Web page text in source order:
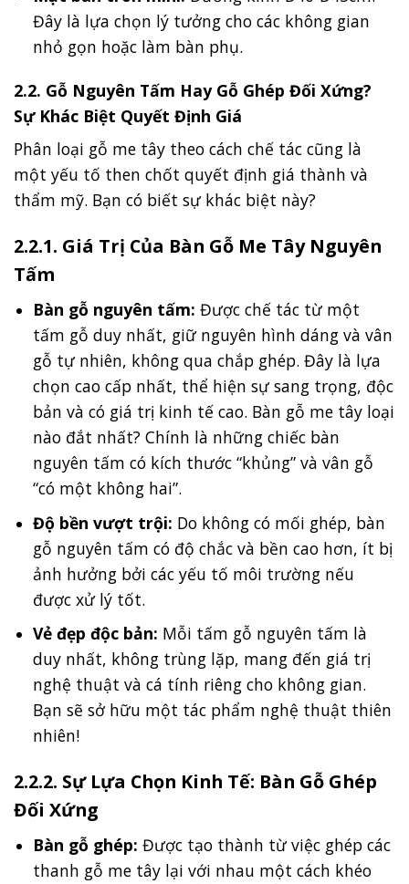
Đây là lựa chọn lý tưởng cho các không gian
nhỏ gọn hoặc làm bàn phụ.
2.2. Gỗ Nguyên Tấm Hay Gỗ Ghép Đối Xứng?
Sự Khác Biệt Quyết Định Giá
Phân loại gỗ me tây theo cách chế tác cũng là
một yếu tố then chốt quyết định giá thành và
thẩm mỹ. Bạn có biết sự khác biệt này?
2.2.1. Giá Trị Của Bàn Gỗ Me Tây Nguyên
Tấm
Bàn gỗ nguyên tấm: Được chế tác từ một
tấm gỗ duy nhất, giữ nguyên hình dáng và vân
gỗ tự nhiên, không qua chắp ghép. Đây là lựa
chọn cao cấp nhất, thể hiện sự sang trọng, độc
bản và có giá trị kinh tế cao. Bàn gỗ me tây loại
nào đắt nhất? Chính là những chiếc bàn
nguyên tấm có kích thước “khủng” và vân gỗ
“có một không hai”.
Độ bền vượt trội: Do không có mối ghép, bàn
gỗ nguyên tấm có độ chắc và bền cao hơn, ít bị
ảnh hưởng bởi các yếu tố môi trường nếu
được xử lý tốt.
Vẻ đẹp độc bản: Mỗi tấm gỗ nguyên tấm là
duy nhất, không trùng lặp, mang đến giá trị
nghệ thuật và cá tính riêng cho không gian.
Bạn sẽ sở hữu một tác phẩm nghệ thuật thiên
nhiên!
2.2.2. Sự Lựa Chọn Kinh Tế: Bàn Gỗ Ghép
Đối Xứng
Bàn gỗ ghép: Được tạo thành từ việc ghép các
thanh gỗ me tây lại với nhau một cách khéo